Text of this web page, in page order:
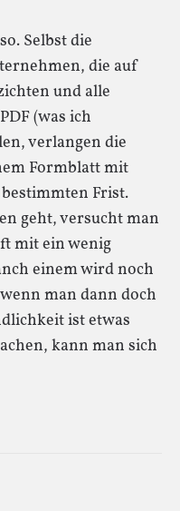
Selbst die
die auf
und alle
(was ich
verlangen die
Formblatt mit
Frist.
geht, versucht man
mit ein wenig
einem wird noch
man dann doch
ist etwas
kann man sich